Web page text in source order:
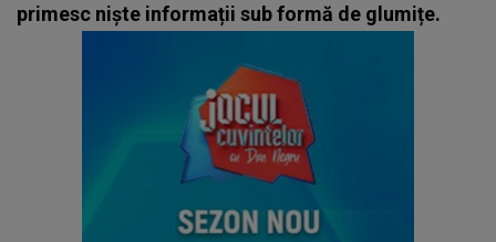
primesc niște informații sub formă de glumițe.